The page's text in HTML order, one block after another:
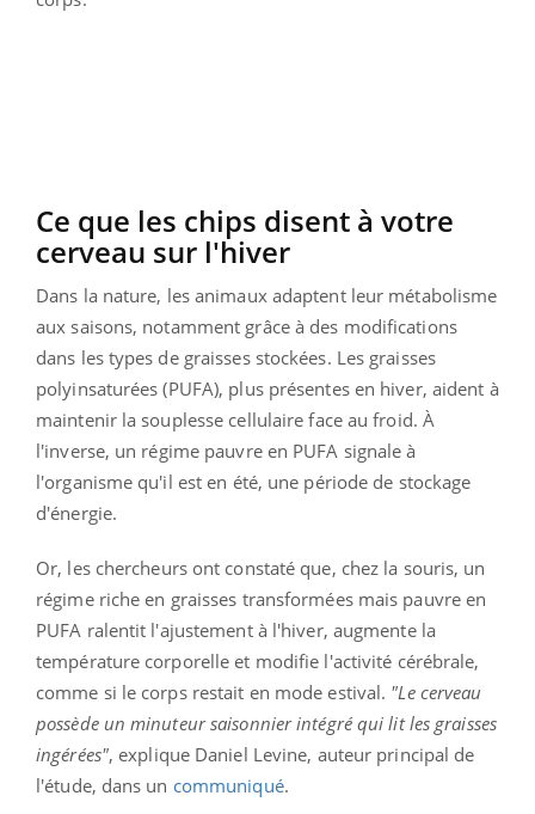
Ce que les chips disent à votre
cerveau sur l'hiver
Dans la nature, les animaux adaptent leur métabolisme
aux saisons, notamment grâce à des modifications
dans les types de graisses stockées. Les graisses
polyinsaturées (PUFA), plus présentes en hiver, aident à
maintenir la souplesse cellulaire face au froid. À
l'inverse, un régime pauvre en PUFA signale à
l'organisme qu'il est en été, une période de stockage
d'énergie.
Or, les chercheurs ont constaté que, chez la souris, un
régime riche en graisses transformées mais pauvre en
PUFA ralentit l'ajustement à l'hiver, augmente la
température corporelle et modifie l'activité cérébrale,
comme si le corps restait en mode estival. "Le cerveau
possède un minuteur saisonnier intégré qui lit les graisses
ingérées", explique Daniel Levine, auteur principal de
l'étude, dans un communiqué.